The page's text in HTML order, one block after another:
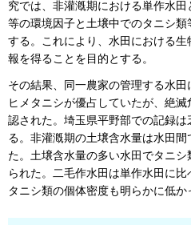
究では、非灌漑期における単作水
等の環境因子と土壌中でのタニシ
する。これにより、水田における
報を得ることを目的とする。
その結果、同一農家の管理する水
ヒメタニシが優占していたが、絶
認された。埼玉県平野部での記録
る。非灌漑期の土壌含水量は水田
た。土壌含水量の多い水田でタニ
られた。二毛作水田は単作水田に比
タニシ類の個体密度も明らかに低か